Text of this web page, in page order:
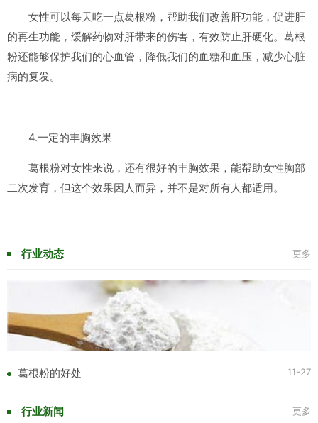
女性可以每天吃一点葛根粉，帮助我们改善肝功能，促进肝
的再生功能，缓解药物对肝带来的伤害，有效防止肝硬化。葛根
粉还能够保护我们的心血管，降低我们的血糖和血压，减少心脏
病的复发。
4.一定的丰胸效果
葛根粉对女性来说，还有很好的丰胸效果，能帮助女性胸部
二次发育，但这个效果因人而异，并不是对所有人都适用。
行业动态 更多
葛根粉的好处 11-27
行业新闻 更多